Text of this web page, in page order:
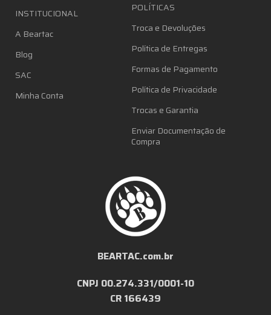
INSTITUCIONAL
A Beartac
Blog
SAC
Minha Conta
POLÍTICAS
Troca e Devoluções
Política de Entregas
Formas de Pagamento
Política de Privacidade
Trocas e Garantia
Enviar Documentação de
Compra
BEARTAC.com.br
CNPJ 00.274.331/0001-10
CR 166439